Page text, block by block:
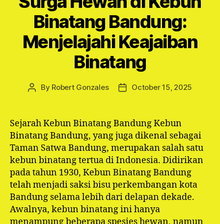
Binatang Bandung:
Menjelajahi Keajaiban
Binatang
Post
By Robert Gonzales
PostOctober 15, 2025
Sejarah Kebun Binatang Bandung Kebun
Binatang Bandung, yang juga dikenal sebagai
Taman Satwa Bandung, merupakan salah satu
kebun binatang tertua di Indonesia. Didirikan
pada tahun 1930, Kebun Binatang Bandung
telah menjadi saksi bisu perkembangan kota
Bandung selama lebih dari delapan dekade.
Awalnya, kebun binatang ini hanya